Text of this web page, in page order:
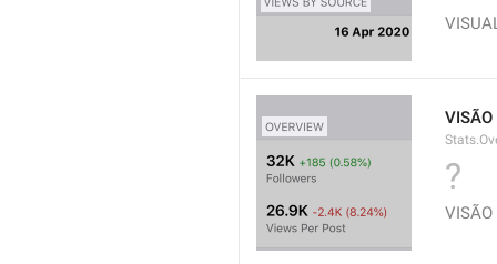
VISÃO
?
VISÃO